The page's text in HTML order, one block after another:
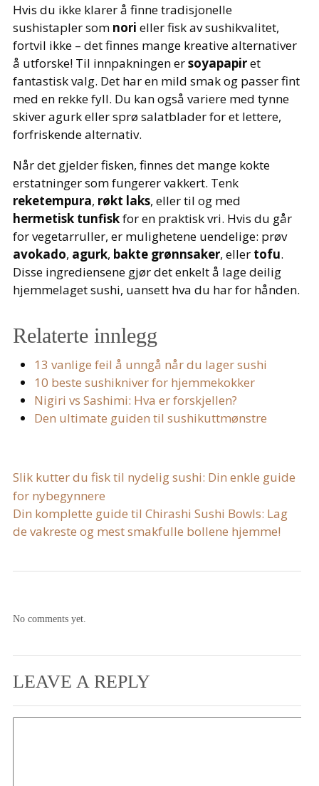
Hvis du ikke klarer å finne tradisjonelle
sushistapler som nori eller fisk av sushikvalitet,
fortvil ikke – det finnes mange kreative alternativer
å utforske! Til innpakningen ersoyapapiret
fantastisk valg. Det har en mild smak og passer fint
med en rekke fyll. Du kan også variere med tynne
skiver agurk eller sprø salatblader for et lettere,
forfriskende alternativ.
Når det gjelder fisken, finnes det mange kokte
erstatninger som fungerer vakkert. Tenk
reketempura, røkt laks, eller til og med
hermetisk tunfiskfor en praktisk vri. Hvis du går
for vegetarruller, er mulighetene uendelige: prøv
avokado, agurk, bakte grønnsaker, eller tofu.
Disse ingrediensene gjør det enkelt å lage deilig
hjemmelaget sushi, uansett hva du har for hånden.
Relaterte innlegg
13 vanlige feil å unngå når du lager sushi
10 beste sushikniver for hjemmekokker
Nigiri vs Sashimi: Hva er forskjellen?
Den ultimate guiden til sushikuttmønstre
Slik kutter du fisk til nydelig sushi: Din enkle guide
for nybegynnere
Din komplette guide til Chirashi Sushi Bowls: Lag
de vakreste og mest smakfulle bollene hjemme!
No comments yet.
LEAVE A REPLY